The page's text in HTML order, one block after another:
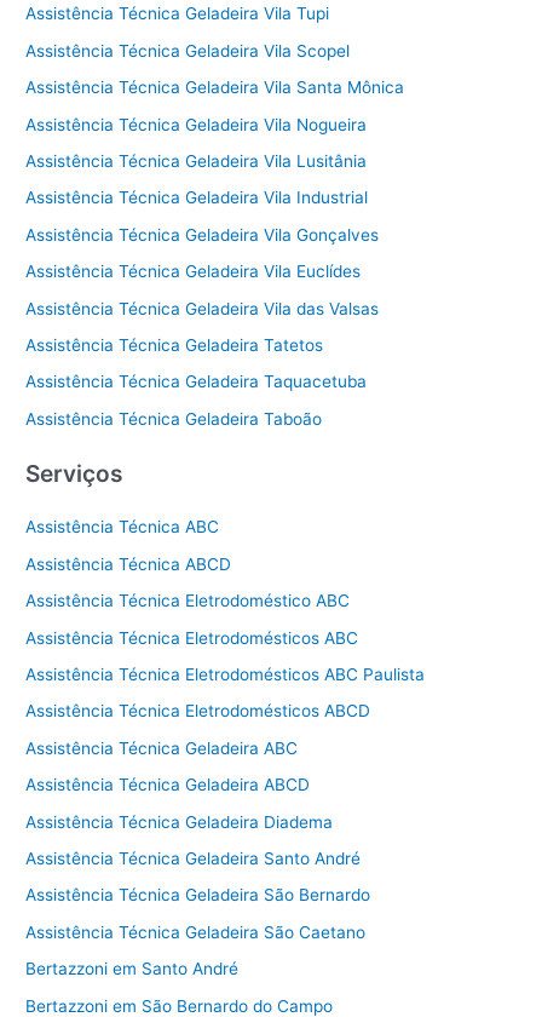
Assistência Técnica Geladeira Vila Tupi
Assistência Técnica Geladeira Vila Scopel
Assistência Técnica Geladeira Vila Santa Mônica
Assistência Técnica Geladeira Vila Nogueira
Assistência Técnica Geladeira Vila Lusitânia
Assistência Técnica Geladeira Vila Industrial
Assistência Técnica Geladeira Vila Gonçalves
Assistência Técnica Geladeira Vila Euclídes
Assistência Técnica Geladeira Vila das Valsas
Assistência Técnica Geladeira Tatetos
Assistência Técnica Geladeira Taquacetuba
Assistência Técnica Geladeira Taboão
Serviços
Assistência Técnica ABC
Assistência Técnica ABCD
Assistência Técnica Eletrodoméstico ABC
Assistência Técnica Eletrodomésticos ABC
Assistência Técnica Eletrodomésticos ABC Paulista
Assistência Técnica Eletrodomésticos ABCD
Assistência Técnica Geladeira ABC
Assistência Técnica Geladeira ABCD
Assistência Técnica Geladeira Diadema
Assistência Técnica Geladeira Santo André
Assistência Técnica Geladeira São Bernardo
Assistência Técnica Geladeira São Caetano
Bertazzoni em Santo André
Bertazzoni em São Bernardo do Campo